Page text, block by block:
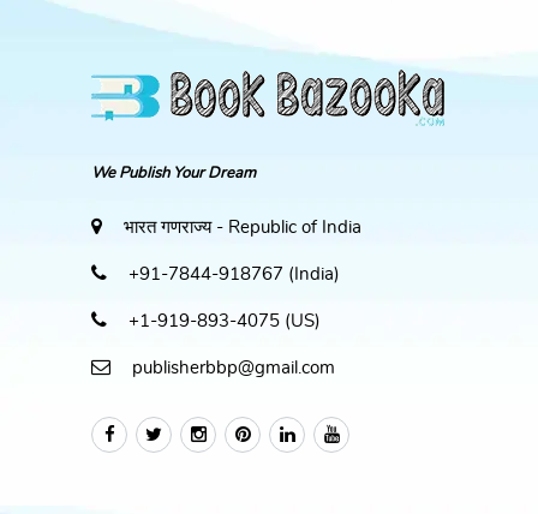
We Publish Your Dream
भारत गणराज्य - Republic of India
+91-7844-918767 (India)
+1-919-893-4075 (US)
publisherbbp@gmail.com